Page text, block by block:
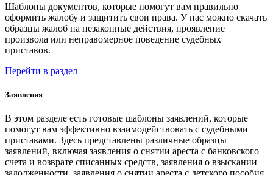
Шаблоны документов, которые помогут вам правильно
оформить жалобу и защитить свои права. У нас можно скачать
образцы жалоб на незаконные действия, проявление
произвола или неправомерное поведение судебных
приставов.
Перейти в раздел
Заявления
В этом разделе есть готовые шаблоны заявлений, которые
помогут вам эффективно взаимодействовать с судебными
приставами. Здесь представлены различные образцы
заявлений, включая заявления о снятии ареста с банковского
счета и возврате списанных средств, заявления о взыскании
задолженности, заявления о снятии ареста с детского пособия